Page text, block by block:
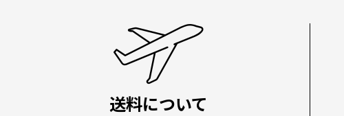
送料について